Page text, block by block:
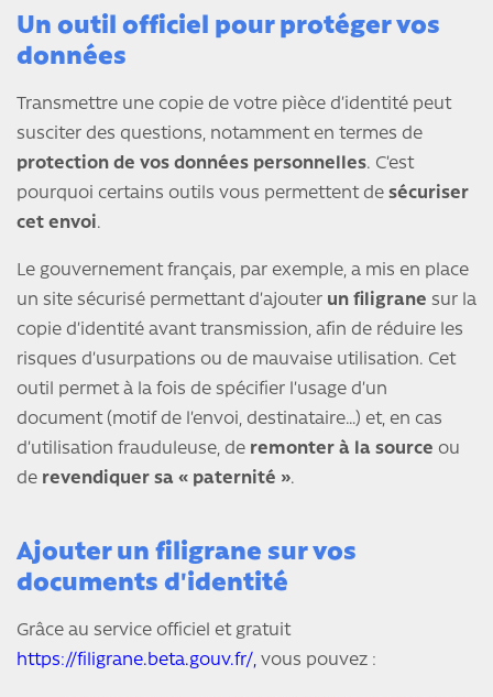
Un outil officiel pour protéger vos
données
Transmettre une copie de votre pièce d’identité peut
susciter des questions, notamment en termes de
protection de vos données personnelles. C’est
pourquoi certains outils vous permettent de sécuriser
cet envoi.
Le gouvernement français, par exemple, a mis en place
un site sécurisé permettant d’ajouter un filigrane sur la
copie d’identité avant transmission, afin de réduire les
risques d’usurpations ou de mauvaise utilisation. Cet
outil permet à la fois de spécifier l’usage d’un
document (motif de l’envoi, destinataire…) et, en cas
d’utilisation frauduleuse, de remonter à la source ou
de revendiquer sa « paternité ».
Ajouter un filigrane sur vos
documents d'identité
Grâce au service officiel et gratuit
https://filigrane.beta.gouv.fr/, vous pouvez :